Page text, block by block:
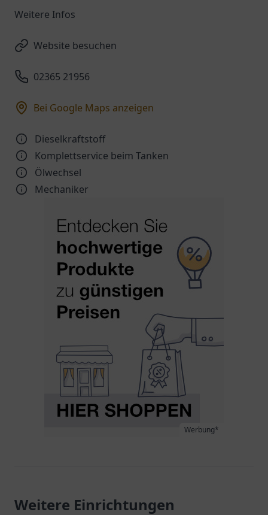
Weitere Infos
Website besuchen
02365 21956
Bei Google Maps anzeigen
Dieselkraftstoff
Komplettservice beim Tanken
Ölwechsel
Mechaniker
Werbung*
Weitere Einrichtungen